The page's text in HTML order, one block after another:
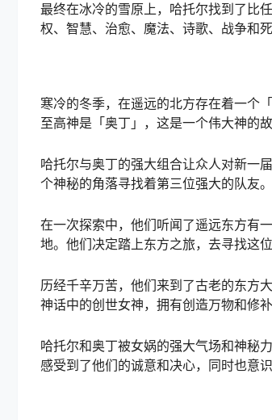
最终在冰冷的雪原上，哈托尔找到了比
权、智慧、治愈、魔法、诗歌、战争和
寒冷的冬季，在遥远的北方存在着一个
至高神是「奥丁」，这是一个伟大神的故
哈托尔与奥丁的强大组合让众人对新一
个神秘的角落寻找着第三位强大的队友。
在一次探索中，他们听闻了遥远东方有
地。他们决定踏上东方之旅，去寻找这
历经千辛万苦，他们来到了古老的东方
神话中的创世女神，拥有创造万物和修
哈托尔和奥丁被女娲的强大气场和神秘
感受到了他们的诚意和决心，同时也意